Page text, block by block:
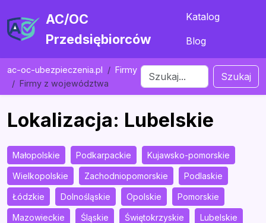
AC/OC
Przedsiębiorców
Katalog
Blog
ac-oc-ubezpieczenia.pl
Firmy
Firmy z województwa
Szukaj
Lokalizacja: Lubelskie
Małopolskie Podkarpackie Kujawsko-pomorskie
Wielkopolskie Zachodniopomorskie Podlaskie
Łódzkie Dolnośląskie Opolskie Pomorskie
Mazowieckie Śląskie Świętokrzyskie Lubelskie